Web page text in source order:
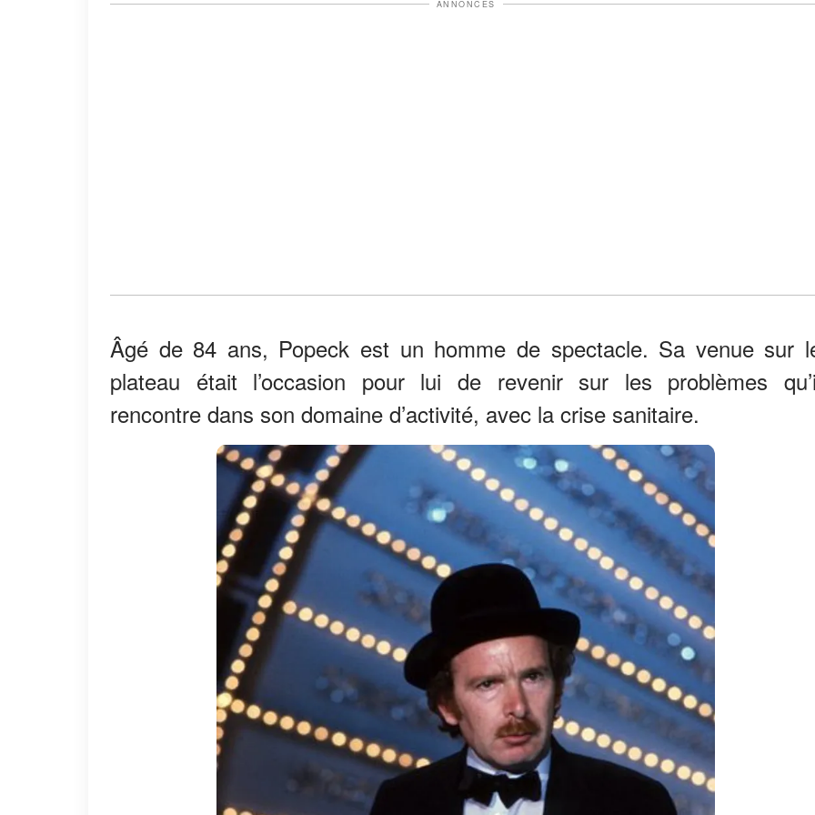
ANNONCES
Âgé de 84 ans, Popeck est un homme de spectacle. Sa venue sur
plateau était l’occasion pour lui de revenir sur les problèmes
rencontre dans son domaine d’activité, avec la crise sanitaire.